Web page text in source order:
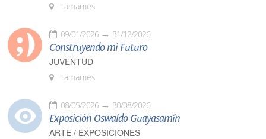
Tamames
09/01/2026 31/12/2026
Construyendo mi Futuro
JUVENTUD
Tamames
08/05/2026 30/08/2026
Exposición Oswaldo Guayasamín
ARTE / EXPOSICIONES